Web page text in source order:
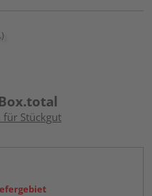
für Stückgut